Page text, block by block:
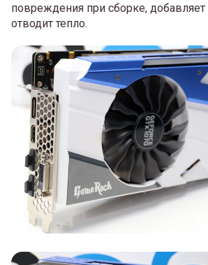
повреждения при сборке, добавляет
отводит тепло.